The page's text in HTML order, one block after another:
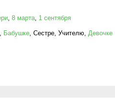
8 марта 1 сентября
Бабушке Сестре Учителю Девочке